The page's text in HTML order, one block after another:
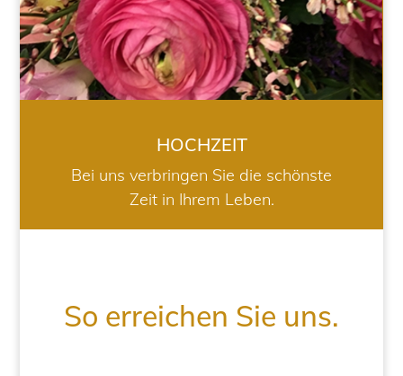
HOCHZEIT
Bei uns verbringen Sie die schönste
Zeit in Ihrem Leben.
So erreichen Sie uns.